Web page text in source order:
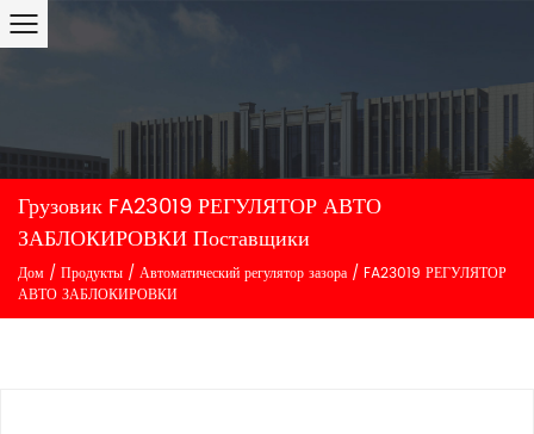
Грузовик FA23019 РЕГУЛЯТОР АВТО
ЗАБЛОКИРОВКИ Поставщики
Дом / Продукты / Автоматический регулятор зазора / FA23019 РЕГУЛЯТОР
АВТО ЗАБЛОКИРОВКИ